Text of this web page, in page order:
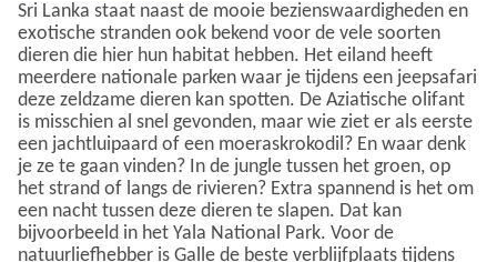
Sri Lanka staat naast de mooie bezienswaardigheden en
exotische stranden ook bekend voor de vele soorten
dieren die hier hun habitat hebben. Het eiland heeft
meerdere nationale parken waar je tijdens een jeepsafari
deze zeldzame dieren kan spotten. De Aziatische olifant
is misschien al snel gevonden, maar wie ziet er als eerste
een jachtluipaard of een moeraskrokodil? En waar denk
je ze te gaan vinden? In de jungle tussen het groen, op
het strand of langs de rivieren? Extra spannend is het om
een nacht tussen deze dieren te slapen. Dat kan
bijvoorbeeld in het Yala National Park. Voor de
natuurliefhebber is Galle de beste verblijfplaats tijdens